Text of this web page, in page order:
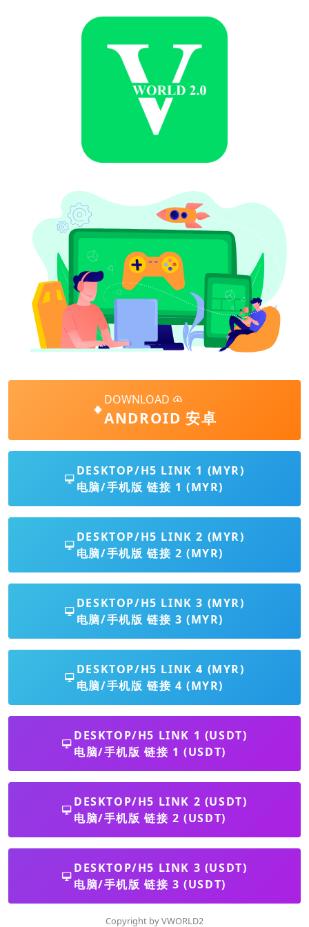
DOWNLOAD
ANDROID 安卓
DESKTOP/H5 LINK 1 (MYR)
电脑/手机版 链接 1 (MYR)
DESKTOP/H5 LINK 2 (MYR)
电脑/手机版 链接 2 (MYR)
DESKTOP/H5 LINK 3 (MYR)
电脑/手机版 链接 3 (MYR)
DESKTOP/H5 LINK 4 (MYR)
电脑/手机版 链接 4 (MYR)
DESKTOP/H5 LINK 1 (USDT)
电脑/手机版 链接 1 (USDT)
DESKTOP/H5 LINK 2 (USDT)
电脑/手机版 链接 2 (USDT)
DESKTOP/H5 LINK 3 (USDT)
电脑/手机版 链接 3 (USDT)
Copyright by VWORLD2